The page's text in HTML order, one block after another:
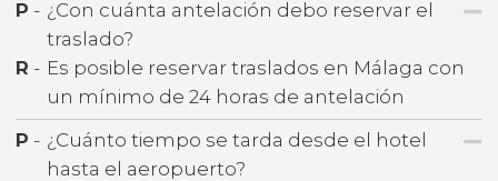
P - ¿Con cuánta antelación debo reservar el
traslado?
R - Es posible reservar traslados en Málaga con
un mínimo de 24 horas de antelación
P - ¿Cuánto tiempo se tarda desde el hotel
hasta el aeropuerto?